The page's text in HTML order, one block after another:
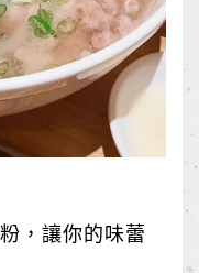
，讓你的味蕾